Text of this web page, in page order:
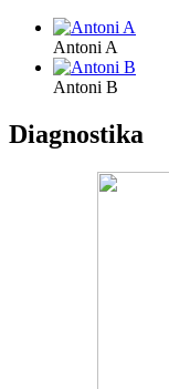
Antoni A
Antoni B
Diagnostika